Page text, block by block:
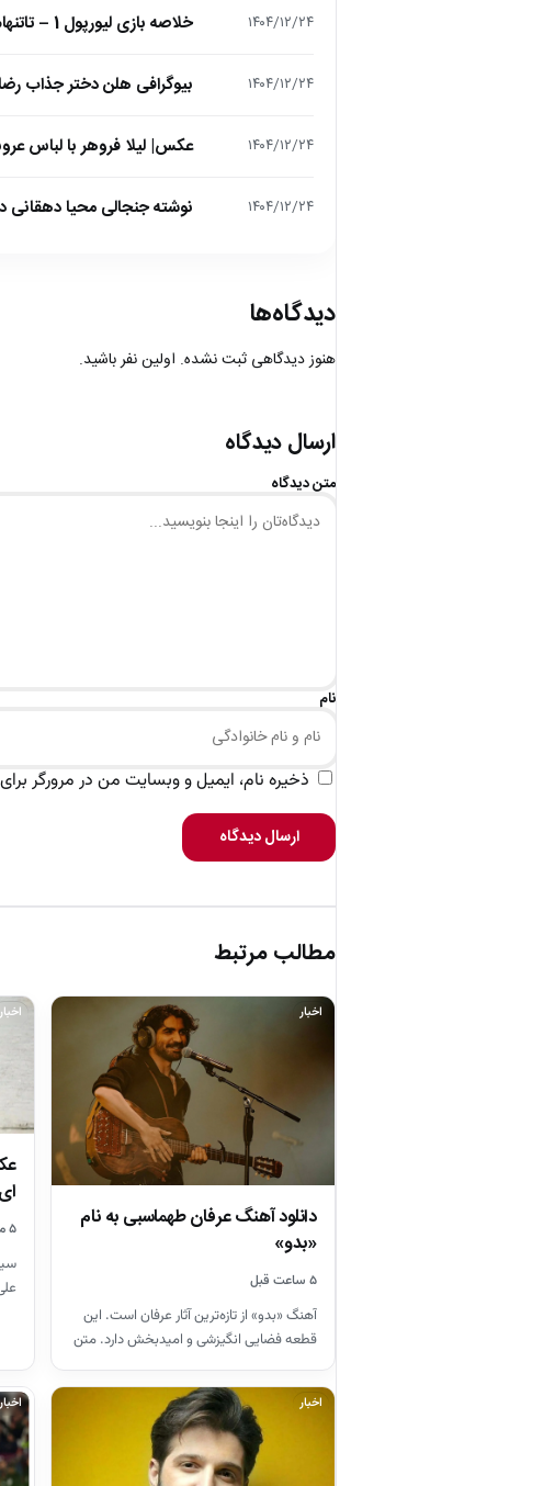
۱۴۰۴/۱۲/۲۴ خلاصه بازی لیورپول 1 – تاتنهام 1 (لیگ برتر انگلیس)
۱۴۰۴/۱۲/۲۴ بیوگرافی هلن دختر جذاب
۱۴۰۴/۱۲/۲۴ عکس| لیلا فروهر با لباس
۱۴۰۴/۱۲/۲۴ نوشته جنجالی محیا دهقانی
دیدگاه‌ها
هنوز دیدگاهی ثبت نشده. اولین نفر باشید.
ارسال دیدگاه
متن دیدگاه
نام
ذخیره نام، ایمیل و وبسایت من در مرورگر
ارسال دیدگاه
مطالب مرتبط
اخبار
دانلود آهنگ عرفان طهماسبی به نام
«بدو»
۵ ساعت قبل
آهنگ «بدو» از تازه‌ترین آثار عرفان است. این
قطعه فضایی انگیزشی و امیدبخش دارد. متن
اخبار
۵ ماه قبل
اخبار اخبار